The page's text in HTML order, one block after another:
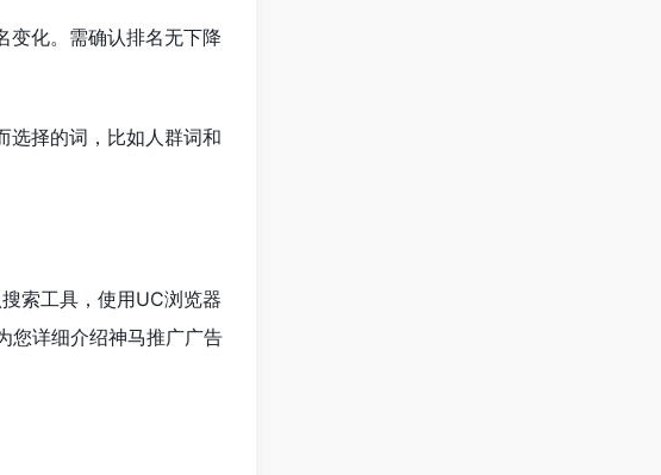
变化。需确认排名无下降
选择的词，比如人群词和
索工具，使用UC浏览器
您详细介绍神马推广广告